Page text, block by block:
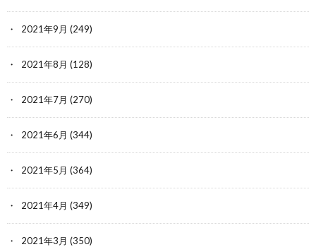
2021年9月 (249)
2021年8月 (128)
2021年7月 (270)
2021年6月 (344)
2021年5月 (364)
2021年4月 (349)
2021年3月 (350)